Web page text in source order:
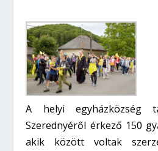
A helyi egyházközség
Szerednyéről érkező 150
akik között voltak